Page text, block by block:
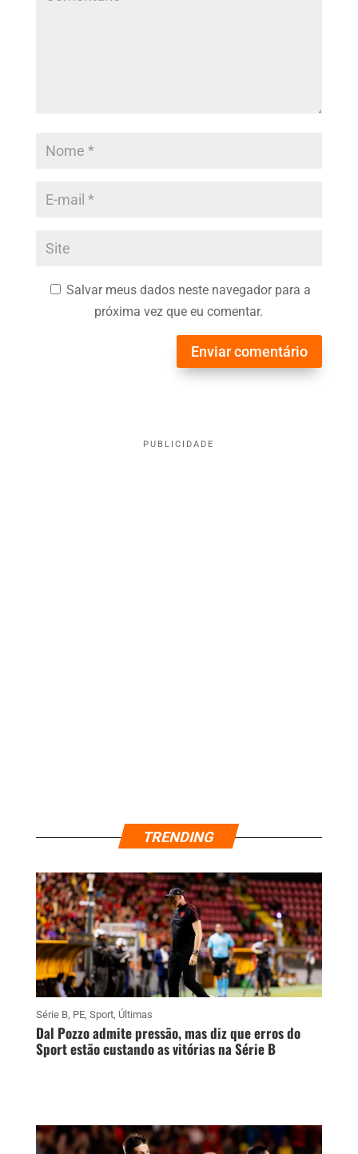
Salvar meus dados neste navegador para a
próxima vez que eu comentar.
Enviar comentário
PUBLICIDADE
TRENDING
Série B, PE, Sport, Últimas
Dal Pozzo admite pressão, mas diz que erros do
Sport estão custando as vitórias na Série B